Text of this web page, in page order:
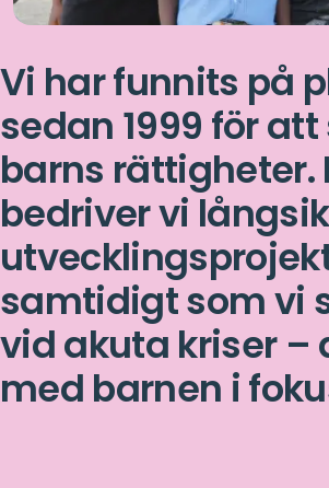
Vi har funnits på
sedan 1999 för
barns rättigheter.
bedriver vi
samtidigt som vi
vid akuta kriser –
med barnen i